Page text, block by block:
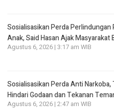
Sosialisasikan Perda
Anak, Said Hasan Ajak Masyarakat
Agustus 6, 2026 | 3:17 am WIB
Sosialisasikan Perda Anti Narkoba,
Hindari Godaan dan Tekanan
Agustus 6, 2026 | 2:47 am WIB